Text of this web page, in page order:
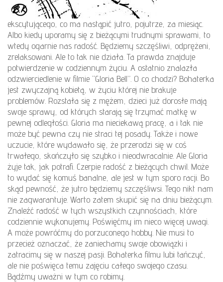
ekscytującego, co ma nastąpić jutro, pojutrze, za miesiąc.
Albo kiedy uporamy się z bieżącymi trudnymi sprawami, to
wtedy ogarnie nas radość. Będziemy szczęśliwi, odprężeni,
zrelaksowani. Ale to tak nie działa. Ta prawda znajduje
potwierdzenie w codziennym życiu. A ostatnio znalazła
odzwierciedlenie w filmie “Gloria Bell”. O co chodzi? Bohaterka
jest zwyczajną kobietą, w życiu której nie brakuje
problemów. Rozstała się z mężem, dzieci już dorosłe mają
swoje sprawy, od których starają się trzymać matkę w
pewnej odległości. Gloria ma nieciekawą pracę, a i tak nie
może być pewna czy nie straci tej posady. Także i nowe
uczucie, które wydawało się, że przerodzi się w coś
trwałego, skończyło się szybko i nieodwracalnie. Ale Gloria
żyje tak, jak potrafi. Czerpie radość z bieżących chwil. Może
to wydać się komuś banalne, ale jest w tym sporo racji. Bo
skąd pewność, że jutro będziemy szczęśliwsi. Tego nikt nam
nie zagwarantuje. Warto zatem skupić się na dniu bieżącym.
Znaleźć radość w tych wszystkich czynnościach, które
codziennie wykonujemy. Poświęćmy im nieco więcej uwagi.
A może powróćmy do porzuconego hobby. Nie musi to
przecież oznaczać, że zaniechamy swoje obowiązki i
zatracimy się w naszej pasji. Bohaterka filmu lubi tańczyć,
ale nie poświęca temu zajęciu całego swojego czasu.
Bądźmy uważni w tym co robimy.